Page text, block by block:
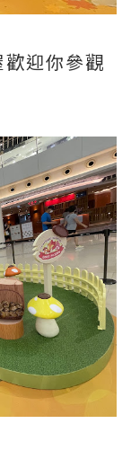
迎你參觀